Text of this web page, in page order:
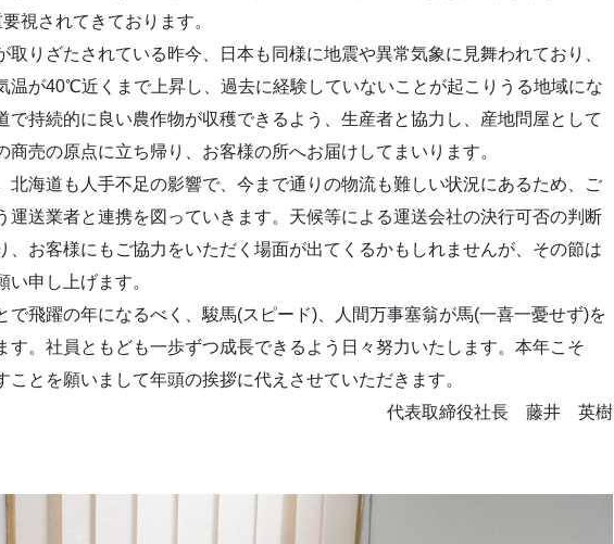
視されてきております。
りざたされている昨今、日本も同様に地震や異常気象に見舞われており、
温が40℃近くまで上昇し、過去に経験していないことが起こりうる地域にな
で持続的に良い農作物が収穫できるよう、生産者と協力し、産地問屋として
商売の原点に立ち帰り、お客様の所へお届けしてまいります。
海道も人手不足の影響で、今まで通りの物流も難しい状況にあるため、ご
運送業者と連携を図っていきます。天候等による運送会社の決行可否の判断
、お客様にもご協力をいただく場面が出てくるかもしれませんが、その節は
い申し上げます。
飛躍の年になるべく、駿馬(スピード)、人間万事塞翁が馬(一喜一憂せず)を
す。社員ともども一歩ずつ成長できるよう日々努力いたします。本年こそ
ことを願いまして年頭の挨拶に代えさせていただきます。
代表取締役社長 藤井 英樹